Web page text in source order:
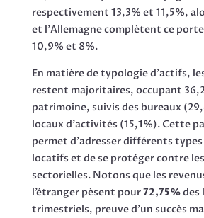
respectivement 13,3% et 11,5%,
et l’Allemagne complètent ce
10,9% et 8%.
En matière de typologie d’actifs,
restent majoritaires, occupant
patrimoine, suivis des bureaux
locaux d’activités (15,1%). Cette
permet d’adresser différents types
locatifs et de se protéger contre
sectorielles. Notons que les
l’étranger pèsent pour72,75%des
trimestriels, preuve d’un succès